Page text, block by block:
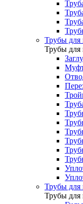
Трубы для
Трубы для
Трубы для
Трубы для